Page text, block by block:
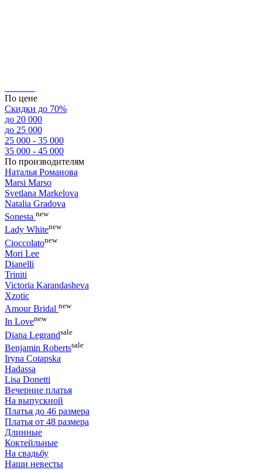
По цене
Скидки до 70%
до 20 000
до 25 000
25 000 - 35 000
35 000 - 45 000
По производителям
Наталья Романова
Marsi Marsо
Svetlana Markelova
Natalia Gradova
Sonesta new
Lady Whitenew
Cioccolatonew
Mori Lee
Dianelli
Triniti
Victoria Karandasheva
Xzotic
Amour Bridal new
In Lovenew
Diana Legrandsale
Benjamin Robertssale
Iryna Cotapska
Hadassa
Lisa Donetti
Вечерние платья
На выпускной
Платья до 46 размера
Платья от 48 размера
Длинные
Коктейльные
На свадьбу
Наши невесты